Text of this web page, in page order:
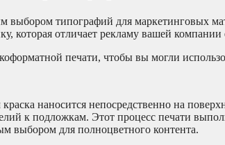
выбором типографий для маркетинговых
которая отличает рекламу вашей
печати, чтобы вы могли
наносится непосредственно на
к подложкам. Этот процесс печати
выбором для полноцветного контента.